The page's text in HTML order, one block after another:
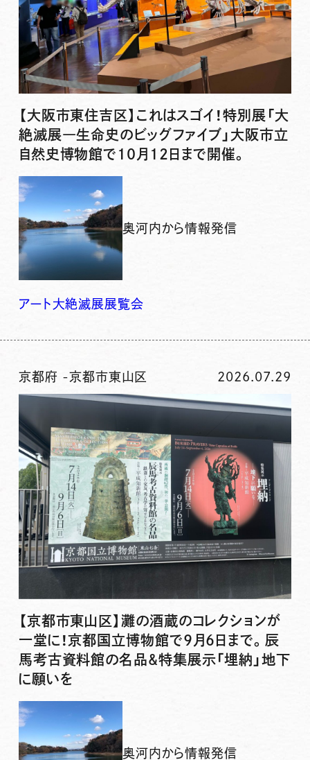
【大阪市東住吉区】これはスゴイ！特別展「大
絶滅展―生命史のビッグファイブ」大阪市立
自然史博物館で10月12日まで開催。
奥河内から情報発信
アート 大絶滅展展覧会
京都府 -京都市東山区 2026.07.29
【京都市東山区】灘の酒蔵のコレクションが
一堂に！京都国立博物館で9月6日まで。辰
馬考古資料館の名品&特集展示「埋納」地下
に願いを
奥河内から情報発信